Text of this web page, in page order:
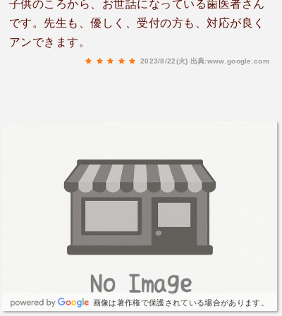
子供のころから、お世話になっている歯医者さん
です。先生も、優しく、受付の方も、対応が良く
アンできます。
2023/8/22(火) 出典:www.google.com
画像は著作権で保護されている場合があります。